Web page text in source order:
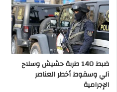
ضبط 140 طربة حشيش وسلاح
آلي وسقوط أخطر العناصر
الإجرامية